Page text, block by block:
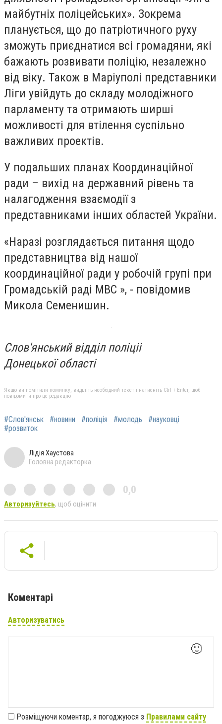
майбутніх поліцейських». Зокрема
планується, що до патріотичного руху
зможуть приєднатися всі громадяни, які
бажають розвивати поліцію, незалежно
від віку. Також в Маріуполі представники
Ліги увійдуть до складу молодіжного
парламенту та отримають ширші
можливості для втілення суспільно
важливих проектів.
У подальших планах Координаційної
ради – вихід на державний рівень та
налагодження взаємодії з
представниками інших областей України.
«Наразі розглядається питання щодо
представництва від нашої
координаційної ради у робочій групі при
Громадській раді МВС », - повідомив
Микола Семенишин.
Слов'янський відділ поліціі
Донецької області
Якщо ви помітили помилку, виділіть необхідний текст і натисніть Ctrl + Enter, щоб
повідомити про це редакцію
#Слов'янськ #новини #поліція #молодь
#науковці
#розвиток
Лідія Хаустова
Головна редакторка
0,0
Авторизуйтесь, щоб оцінити
Коментарі
Авторизуватись
🙂
Розміщуючи коментар, я погоджуюся з Правилами сайту